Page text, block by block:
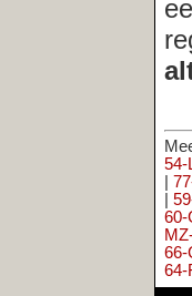
Meest
77‑LZL‑3
59‑LT‑DB
60‑GZR‑4
MZ‑90‑SV
Deze service